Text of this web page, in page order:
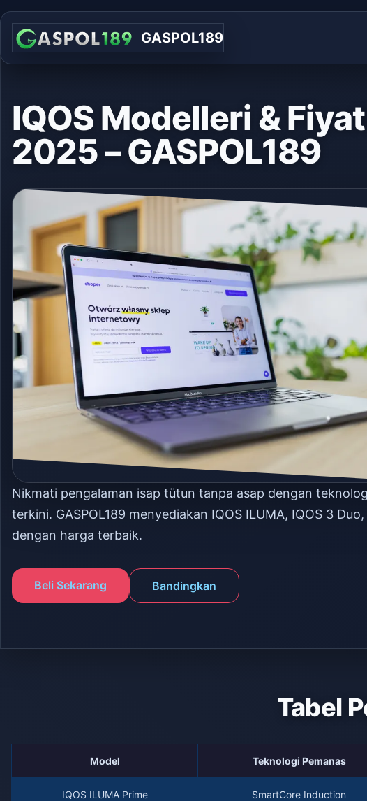
GASPOL189
IQOS Modelleri &
2025 – GASPOL189
Nikmati pengalaman isap tütun tanpa asap dengan
terkini. GASPOL189 menyediakan IQOS ILUMA, IQOS 3
dengan harga terbaik.
Beli Sekarang Bandingkan
Tabel
Model Teknologi Pemanas
IQOS ILUMA Prime SmartCore Induction